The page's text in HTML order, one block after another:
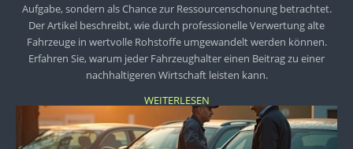
Aufgabe, sondern als Chance zur Ressourcenschonung betrachtet.
Der Artikel beschreibt, wie durch professionelle Verwertung alte
Fahrzeuge in wertvolle Rohstoffe umgewandelt werden können.
Erfahren Sie, warum jeder Fahrzeughalter einen Beitrag zu einer
nachhaltigeren Wirtschaft leisten kann.
WEITERLESEN